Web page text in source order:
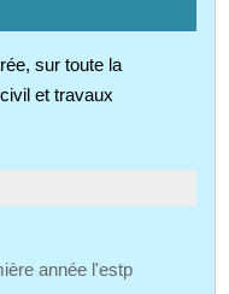
sur toute la
et travaux
année l'estp